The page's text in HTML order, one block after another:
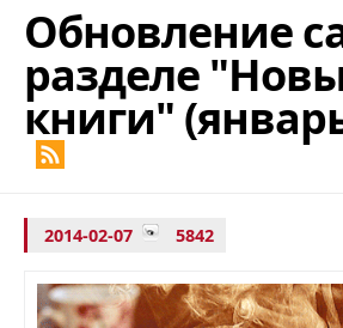
Обновление
разделе
книги"
2014-02-07 5842